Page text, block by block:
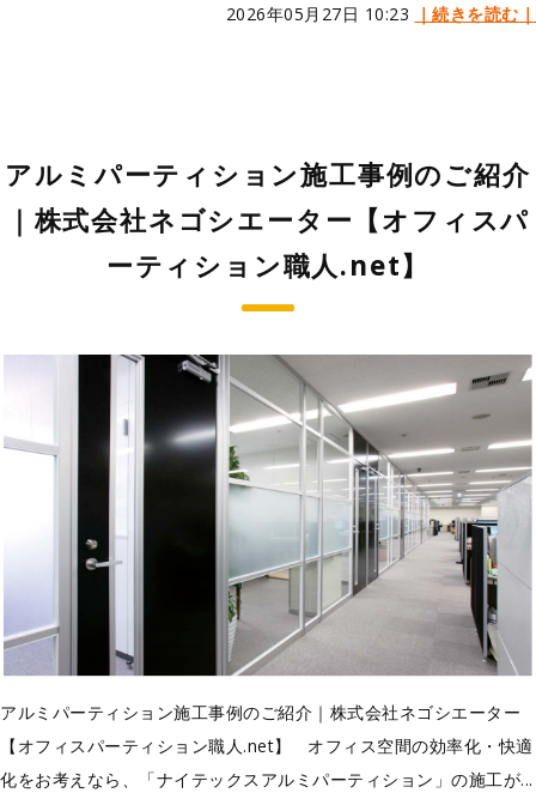
2026年05月27日 10:23 ｜続きを読む｜
アルミパーティション施工事例のご紹介
｜株式会社ネゴシエーター【オフィスパ
ーティション職人.net】
アルミパーティション施工事例のご紹介｜株式会社ネゴシエーター
【オフィスパーティション職人.net】 オフィス空間の効率化・快適
化をお考えなら、「ナイテックスアルミパーティション」の施工が...